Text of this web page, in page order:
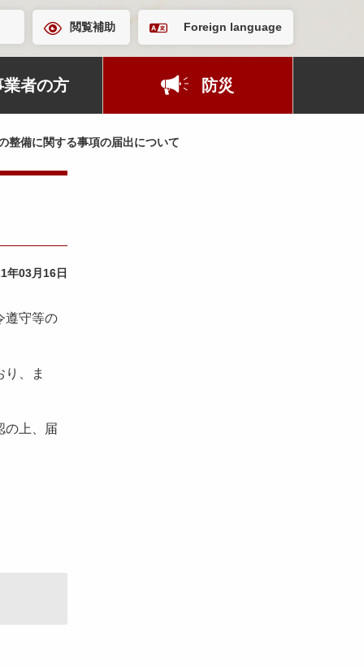
閲覧補助 Foreign language
業者の方 防災
整備に関する事項の届出について
年03月16日
遵守等の
、ま
の上、届